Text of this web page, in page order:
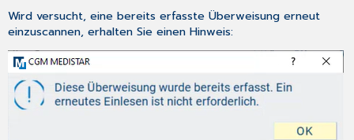
Wird versucht, eine bereits erfasste Überweisung erneut
einzuscannen, erhalten Sie einen Hinweis: